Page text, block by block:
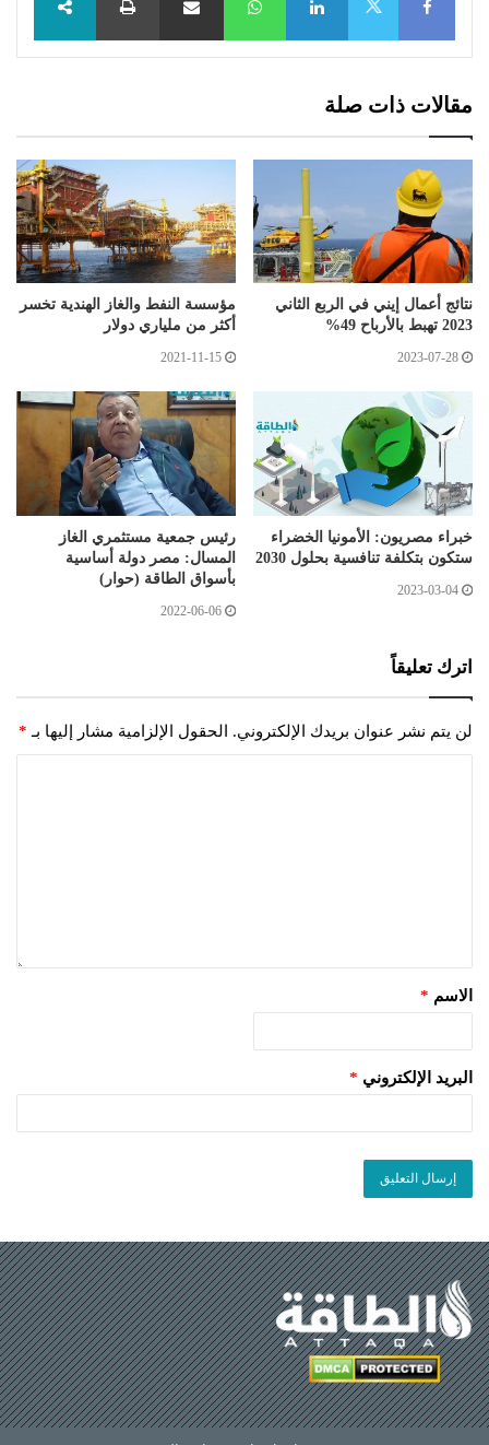
مقالات ذات صلة
نتائج أعمال إيني في الربع الثاني
2023 تهبط بالأرباح 49%
2023-07-28
مؤسسة النفط والغاز الهندية تخسر
أكثر من ملياري دولار
2021-11-15
خبراء مصريون: الأمونيا الخضراء
ستكون بتكلفة تنافسية بحلول 2030
2023-03-04
رئيس جمعية مستثمري الغاز
المسال: مصر دولة أساسية
بأسواق الطاقة (حوار)
2022-06-06
اترك تعليقاً
لن يتم نشر عنوان بريدك الإلكتروني. الحقول الإلزامية مشار إليها بـ *
الاسم *
البريد الإلكتروني *